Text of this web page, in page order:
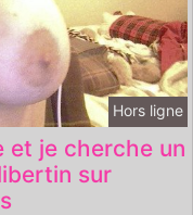
Hors ligne
et je cherche un
sur